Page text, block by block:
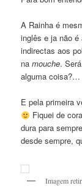
A Rainha é
inglês e ja não é
indirectas aos
namouche.
alguma coisa?…
E pela primeira
Fiquei de
dura para
desde sempre,
Imagem